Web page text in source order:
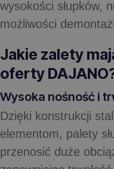
wysokości słupków,
możliwości
Jakie zalety
oferty
Wysoka nośność i
Dzięki konstrukcji
elementom, palety
przenosić duże